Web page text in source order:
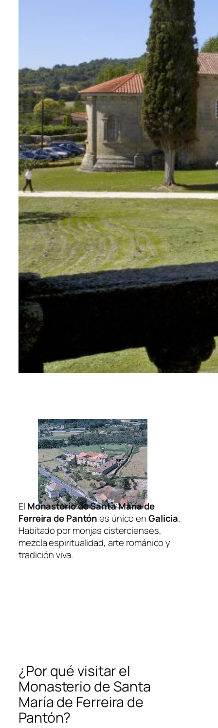
El Monasterio de Santa María de
Ferreira de Pantónes único enGalicia.
Habitado por monjas cistercienses,
mezcla espiritualidad, arte románico y
tradición viva.
¿Por qué visitar el
Monasterio de Santa
María de Ferreira de
Pantón?